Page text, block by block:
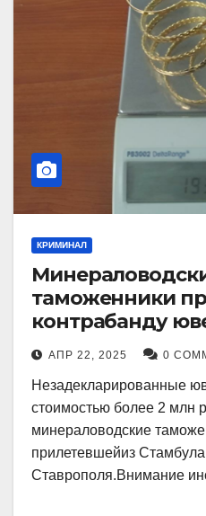
КРИМИНАЛ
таможенники
контрабанду
изделий на 2
АПР 22, 2025 0
Незадекларированные
стоимостью более 2 млн
минераловодские
прилетевшейиз
Ставрополя.Внимание